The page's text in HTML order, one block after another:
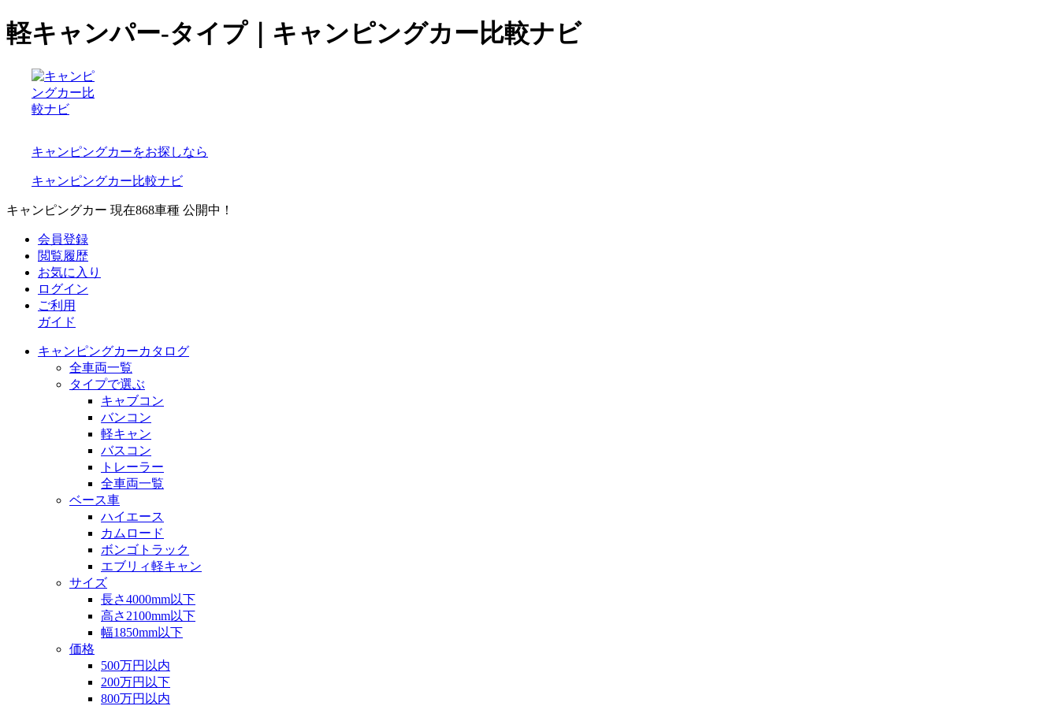
軽キャンパー-タイプ｜キャンピングカー比較ナビ
キャンピングカーをお探しなら
キャンピングカー比較ナビ
キャンピングカー 現在868車種 公開中！
会員登録
閲覧履歴
お気に入り
ログイン
ご利用
ガイド
キャンピングカーカタログ
全車両一覧
タイプで選ぶ
キャブコン
バンコン
軽キャン
バスコン
トレーラー
全車両一覧
ベース車
ハイエース
カムロード
ボンゴトラック
エブリィ軽キャン
サイズ
長さ4000mm以下
高さ2100mm以下
幅1850mm以下
価格
500万円以内
200万円以下
800万円以内